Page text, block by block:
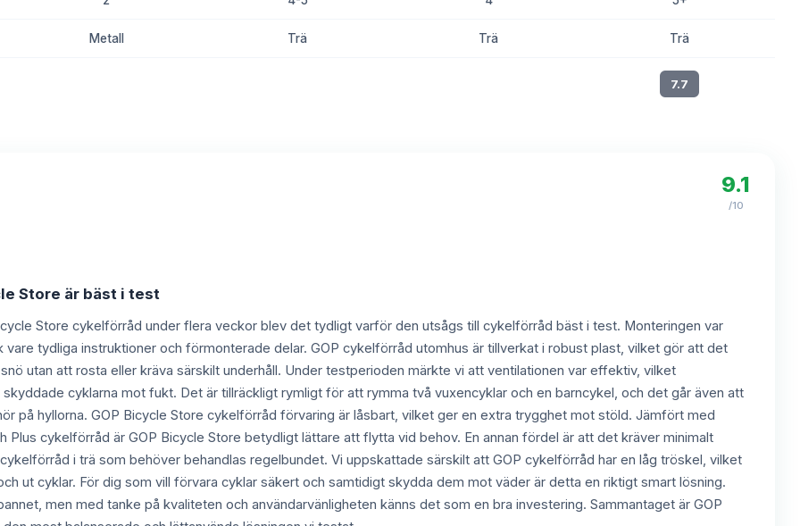
Metall Trä Trä Trä
7.7
9.1
/10
Store är bäst i test
Store cykelförråd under flera veckor blev det tydligt varför den utsågs till cykelförråd bäst i test. Monteringen var
vare tydliga instruktioner och förmonterade delar. GOP cykelförråd utomhus är tillverkat i robust plast, vilket gör att det
utan att rosta eller kräva särskilt underhåll. Under testperioden märkte vi att ventilationen var effektiv, vilket
cyklarna mot fukt. Det är tillräckligt rymligt för att rymma två vuxencyklar och en barncykel, och det går även att
på hyllorna. GOP Bicycle Store cykelförråd förvaring är låsbart, vilket ger en extra trygghet mot stöld. Jämfört med
Plus cykelförråd är GOP Bicycle Store betydligt lättare att flytta vid behov. En annan fördel är att det kräver minimalt
i trä som behöver behandlas regelbundet. Vi uppskattade särskilt att GOP cykelförråd har en låg tröskel, vilket
ut cyklar. För dig som vill förvara cyklar säkert och samtidigt skydda dem mot väder är detta en riktigt smart lösning.
men med tanke på kvaliteten och användarvänligheten känns det som en bra investering. Sammantaget är GOP